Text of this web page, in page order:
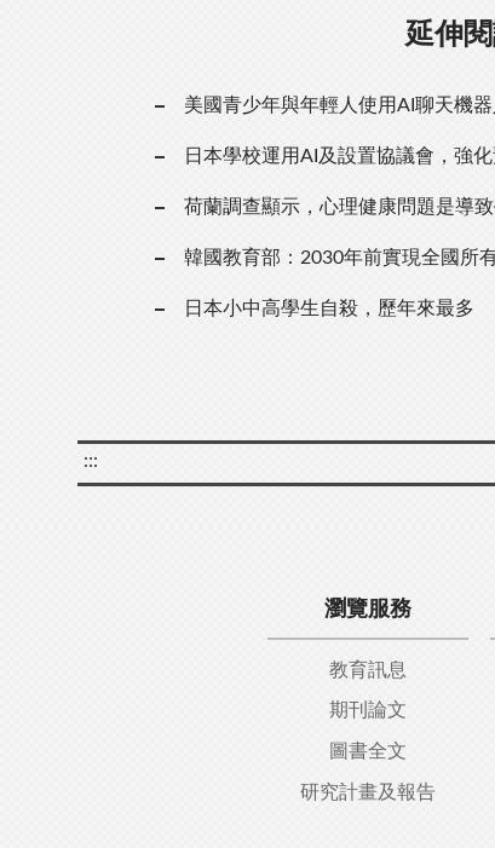
延伸
美國青少年與年輕人使用AI聊天機
日本學校運用AI及設置協議會，強
荷蘭調查顯示，心理健康問題是導
韓國教育部：2030年前實現全國所
日本小中高學生自殺，歷年來最多
:::
瀏覽服務
教育訊息
期刊論文
圖書全文
研究計畫及報告